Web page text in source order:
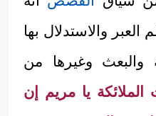
والاستدلال بها
والبعث وغيرها من
الملائكة يا مريم إن